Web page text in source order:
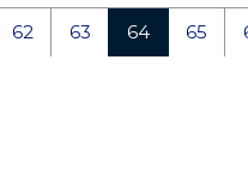
62 63 64 65